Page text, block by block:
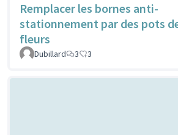
Remplacer les bornes anti-
stationnement par des pots
fleurs
Dubillard 3 3